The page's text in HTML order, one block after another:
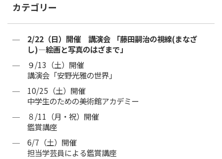
カテゴリー
2/22（日）開催 講演会 「藤田嗣治の視線(まなざ
し)―絵画と写真のはざまで」
９/13（土）開催
講演会「安野光雅の世界」
10/25（土）開催
中学生のための美術館アカデミー
８/11（月・祝）開催
鑑賞講座
6/7（土）開催
担当学芸員による鑑賞講座